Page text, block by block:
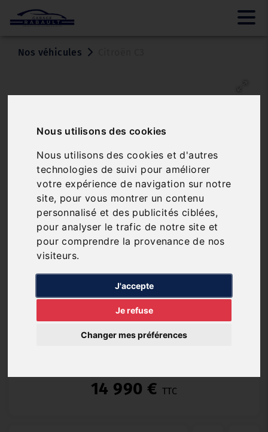
Nous utilisons des cookies
Nous utilisons des cookies et d'autres
technologies de suivi pour améliorer
votre expérience de navigation sur notre
site, pour vous montrer un contenu
personnalisé et des publicités ciblées,
pour analyser le trafic de notre site et
pour comprendre la provenance de nos
visiteurs.
J'accepte
Je refuse
Changer mes préférences
Nos véhicules
CITROËN C3
PURETECH 110 S&S EAT6 SHINE
Réf. 21439 Véhicule sur parc
Essence 34 218 km 01/2020 Automatique
Garantie non renseignée
14 990 € TTC